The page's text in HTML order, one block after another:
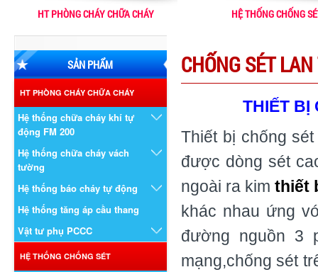
HT PHÒNG CHÁY CHỮA CHÁY HỆ THỐNG CHỐNG
SẢN PHẨM
HT PHÒNG CHÁY CHỮA CHÁY
Hệ thống chữa cháy khí tự
động FM 200
Hệ thống chữa cháy vách
tường
Hệ thống báo cháy tự động
Hệ thống tăng áp cầu thang
Vật tư phụ PCCC
HỆ THỐNG CHỐNG SÉT
CHỐNG SÉT
THIẾT BỊ
Thiết bị chống
được dòng sét
ngoài ra kimthiết
khác nhau ứng
đường nguồn 3
mạng,chống sét